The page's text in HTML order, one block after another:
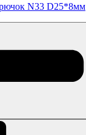
N33 D25*8мм